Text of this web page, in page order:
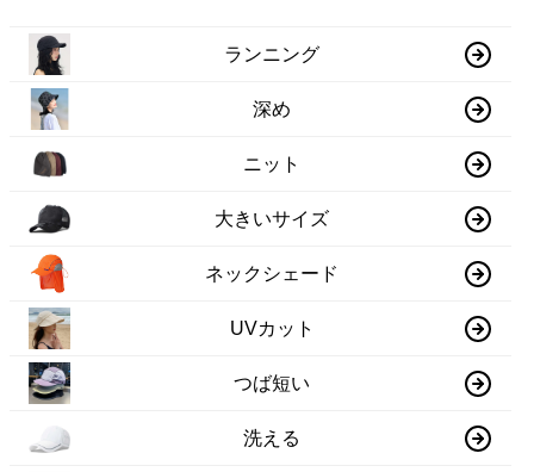
ランニング
深め
ニット
大きいサイズ
ネックシェード
UVカット
つば短い
洗える